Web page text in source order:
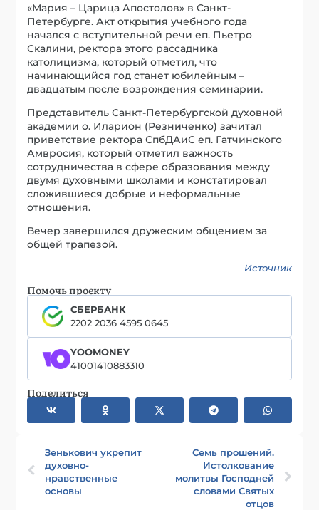
«Мария – Царица Апостолов» в Санкт-
Петербурге. Акт открытия учебного года
начался с вступительной речи еп. Пьетро
Скалини, ректора этого рассадника
католицизма, который отметил, что
начинающийся год станет юбилейным –
двадцатым после возрождения семинарии.
Представитель Санкт-Петербургской духовной
академии о. Иларион (Резниченко) зачитал
приветствие ректора СпбДАиС еп. Гатчинского
Амвросия, который отметил важность
сотрудничества в сфере образования между
двумя духовными школами и констатировал
сложившиеся добрые и неформальные
отношения.
Вечер завершился дружеским общением за
общей трапезой.
Источник
Помочь проекту
СБЕРБАНК
2202 2036 4595 0645
YOOMONEY
41001410883310
Поделиться
Зенькович укрепит
духовно-
нравственные
основы
Семь прошений.
Истолкование
молитвы Господней
словами Святых
отцов